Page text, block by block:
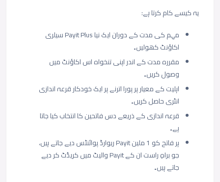
یہ کیسے کام کرتا ہے:
مہم کی مدت کے دوران ایک نیا Payit Plus سیلری
اکاؤنٹ کھولیں۔
مقررہ مدت کے اندر اپنی تنخواہ اس اکاؤنٹ میں
وصول کریں۔
اہلیت کے معیار پر پورا اترنے پر ایک خودکار قرعہ اندازی
انٹری حاصل کریں۔
قرعہ اندازی کے ذریعے دس فاتحین کا انتخاب کیا جاتا
ہے۔
ہر فاتح کو 1 ملین Payit ریوارڈ پوائنٹس دیے جاتے ہیں،
جو براہِ راست ان کے Payit والیٹ میں کریڈٹ کر دیے
جاتے ہیں۔